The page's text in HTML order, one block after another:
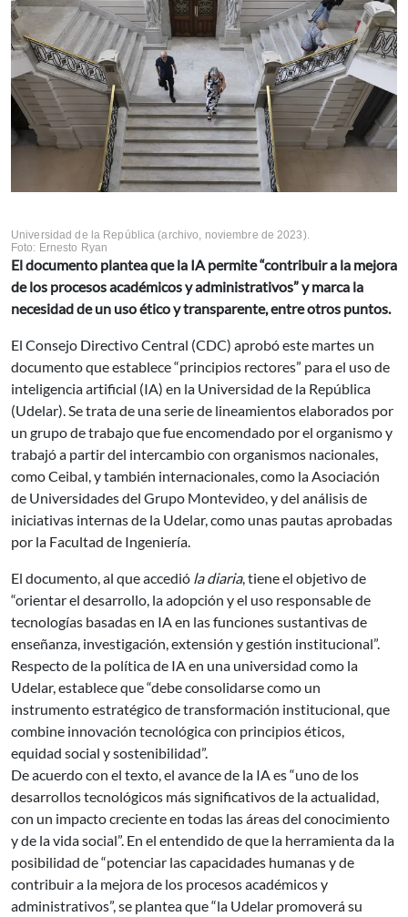
Universidad de la República (archivo, noviembre de 2023).
Foto: Ernesto Ryan
El documento plantea que la IA permite “contribuir a la mejora
de los procesos académicos y administrativos” y marca la
necesidad de un uso ético y transparente, entre otros puntos.
El Consejo Directivo Central (CDC) aprobó este martes un
documento que establece “principios rectores” para el uso de
inteligencia artificial (IA) en la Universidad de la República
(Udelar). Se trata de una serie de lineamientos elaborados por
un grupo de trabajo que fue encomendado por el organismo y
trabajó a partir del intercambio con organismos nacionales,
como Ceibal, y también internacionales, como la Asociación
de Universidades del Grupo Montevideo, y del análisis de
iniciativas internas de la Udelar, como unas pautas aprobadas
por la Facultad de Ingeniería.
El documento, al que accedió la diaria, tiene el objetivo de
“orientar el desarrollo, la adopción y el uso responsable de
tecnologías basadas en IA en las funciones sustantivas de
enseñanza, investigación, extensión y gestión institucional”.
Respecto de la política de IA en una universidad como la
Udelar, establece que “debe consolidarse como un
instrumento estratégico de transformación institucional, que
combine innovación tecnológica con principios éticos,
equidad social y sostenibilidad”.
De acuerdo con el texto, el avance de la IA es “uno de los
desarrollos tecnológicos más significativos de la actualidad,
con un impacto creciente en todas las áreas del conocimiento
y de la vida social”. En el entendido de que la herramienta da la
posibilidad de “potenciar las capacidades humanas y de
contribuir a la mejora de los procesos académicos y
administrativos”, se plantea que “la Udelar promoverá su